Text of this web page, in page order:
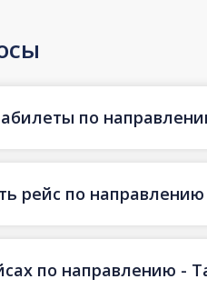
по
рейс по
по направлению -